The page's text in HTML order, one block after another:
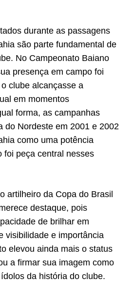
durante as passagens
são parte fundamental de
No Campeonato Baiano
presença em campo foi
clube alcançasse a
em momentos
forma, as campanhas
do Nordeste em 2001 e 2002
como uma potência
foi peça central nesses
artilheiro da Copa do Brasil
destaque, pois
de brilhar em
visibilidade e importância
elevou ainda mais o status
a firmar sua imagem como
da história do clube.